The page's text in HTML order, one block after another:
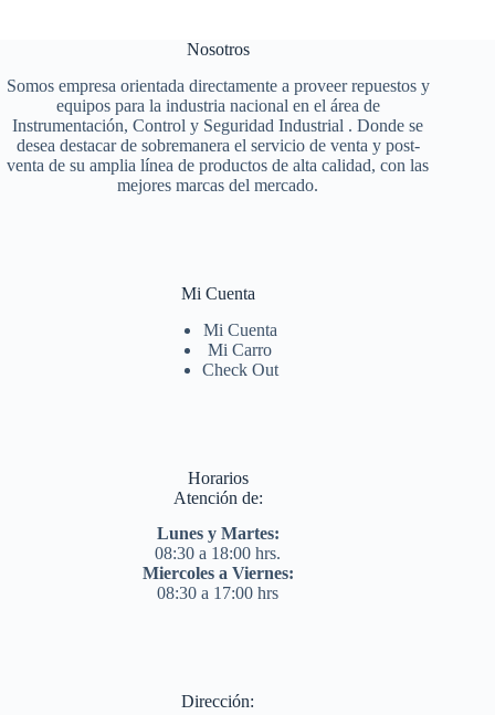
Nosotros
Somos empresa orientada directamente a proveer repuestos y
equipos para la industria nacional en el área de
Instrumentación, Control y Seguridad Industrial . Donde se
desea destacar de sobremanera el servicio de venta y post-
venta de su amplia línea de productos de alta calidad, con las
mejores marcas del mercado.
Mi Cuenta
Mi Cuenta
Mi Carro
Check Out
Horarios
Atención de:
Lunes y Martes:
08:30 a 18:00 hrs.
Miercoles a Viernes:
08:30 a 17:00 hrs
Dirección: